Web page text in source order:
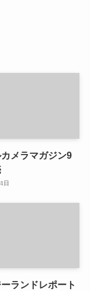
メラマガジン9
日
ランドレポート